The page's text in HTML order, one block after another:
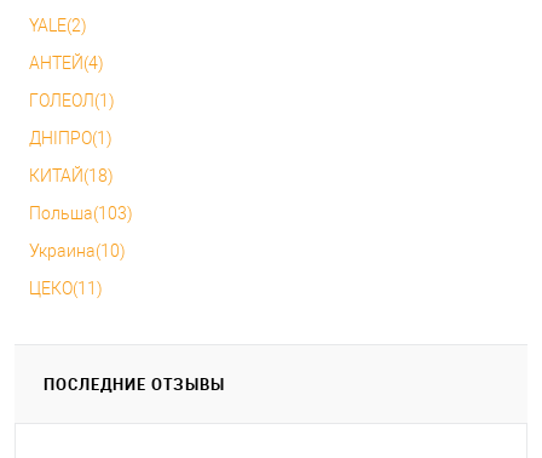
YALE(2)
АНТЕЙ(4)
ГОЛЕОЛ(1)
ДНІПРО(1)
КИТАЙ(18)
Польша(103)
Украина(10)
ЦЕКО(11)
ПОСЛЕДНИЕ ОТЗЫВЫ